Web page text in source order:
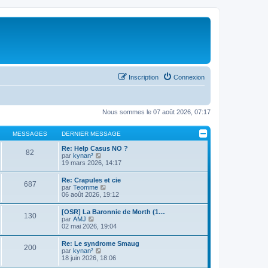
Connexion
Inscription
Nous sommes le 07 août 2026, 07:17
MESSAGES DERNIER MESSAGE
82
Re: Help Casus NO ?
par kynan²
u
l
t
e
r
e
d
e
r
n
i
19 mars 2026, 14:17
687
Re: Crapules et cie
par Teomme
o
u
l
t
e
r
e
d
06 août 2026, 19:12
130
[OSR] La Baronnie de Morth (1…
par AMJ
o
s
u
l
t
02 mai 2026, 19:04
200
Re: Le syndrome Smaug
par kynan²
o
18 juin 2026, 18:06